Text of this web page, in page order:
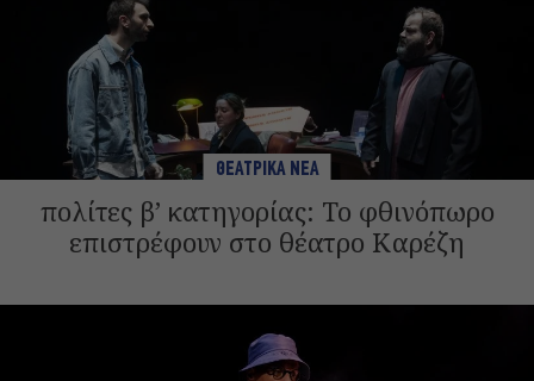
ΘΕΑΤΡΙΚΑ ΝΕΑ
πολίτες β’ κατηγορίας: Το φθινόπωρο
επιστρέφουν στο θέατρο Καρέζη